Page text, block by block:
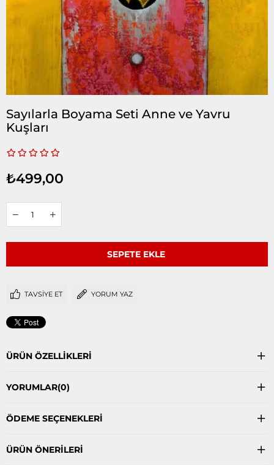
Sayılarla Boyama Seti Anne ve Yavru
Kuşları
₺499,00
TAVSIYE ET YORUM YAZ
ÜRÜN ÖZELLIKLERI
YORUMLAR(0)
ÖDEME SEÇENEKLERI
ÜRÜN ÖNERILERI